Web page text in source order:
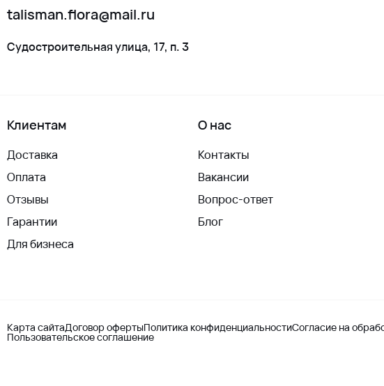
talisman.flora@mail.ru
Судостроительная улица, 17, п. 3
Клиентам
Доставка
Оплата
Отзывы
Гарантии
Для бизнеса
О нас
Контакты
Вакансии
Вопрос-ответ
Блог
Карта сайтаДоговор офертыПолитика конфиденциальностиСогласие на
Пользовательское соглашение